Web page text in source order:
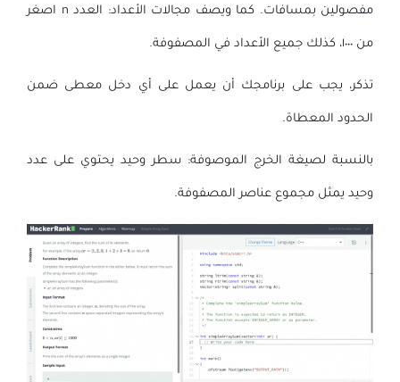
مفصولين بمسافات. كما ويصف مجالات الأعداد: العدد n اصغر
من ١٠٠٠، كذلك جميع الأعداد في المصفوفة.
تذكر، يجب على برنامجك أن يعمل على أي دخل معطى ضمن
الحدود المعطاة.
بالنسبة لصيغة الخرج الموصوفة: سطر وحيد يحتوي على عدد
وحيد يمثل مجموع عناصر المصفوفة.